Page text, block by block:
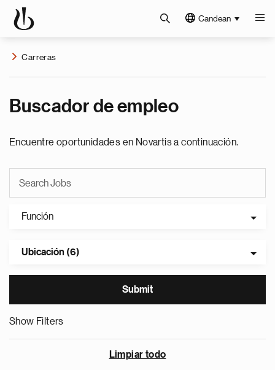
Candean
Carreras
Buscador de empleo
Encuentre oportunidades en Novartis a continuación.
Función
Ubicación (6)
Show Filters
Limpiar todo